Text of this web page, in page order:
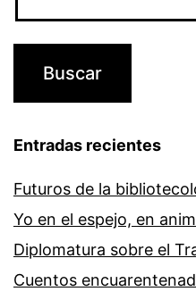
Entradas recientes
Futuros de la
Yo en el espejo, en
Diplomatura sobre el
Cuentos